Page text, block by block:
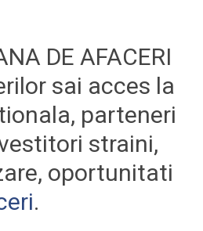
DE AFACERI
sai acces la
parteneri
straini,
oportunitati
.